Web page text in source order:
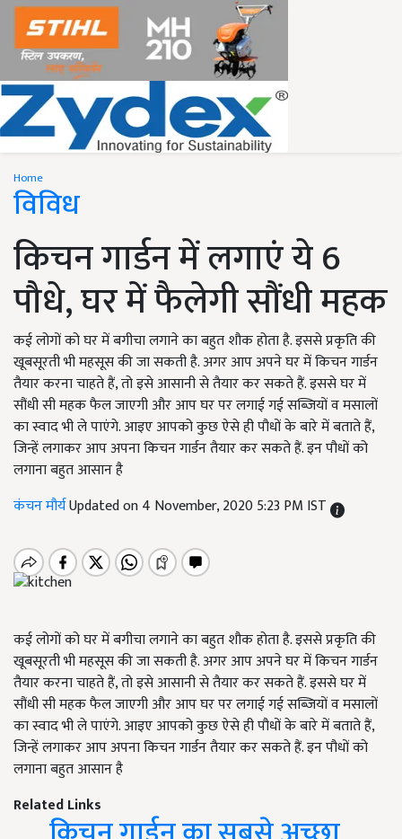
Home
विविध
किचन गार्डन में लगाएं ये 6
पौधे, घर में फैलेगी सौंधी महक
कई लोगों को घर में बगीचा लगाने का बहुत शौक होता है. इससे प्रकृति की
खूबसूरती भी महसूस की जा सकती है. अगर आप अपने घर में किचन गार्डन
तैयार करना चाहते हैं, तो इसे आसानी से तैयार कर सकते हैं. इससे घर में
सौंधी सी महक फैल जाएगी और आप घर पर लगाई गई सब्जियों व मसालों
का स्वाद भी ले पाएंगे. आइए आपको कुछ ऐसे ही पौधों के बारे में बताते हैं,
जिन्हें लगाकर आप अपना किचन गार्डन तैयार कर सकते हैं. इन पौधों को
लगाना बहुत आसान है
कंचन मौर्यUpdated on 4 November, 2020 5:23 PM IST
कई लोगों को घर में बगीचा लगाने का बहुत शौक होता है. इससे प्रकृति की
खूबसूरती भी महसूस की जा सकती है. अगर आप अपने घर में किचन गार्डन
तैयार करना चाहते हैं,तो इसे आसानी से तैयार कर सकते हैं. इससे घर में
सौंधी सी महक फैल जाएगी और आप घर पर लगाई गई सब्जियों व मसालों
का स्वाद भी ले पाएंगे. आइए आपको कुछ ऐसे ही पौधों के बारे में बताते हैं,
जिन्हें लगाकर आप अपना किचन गार्डन तैयार कर सकते हैं. इन पौधों को
लगाना बहुत आसान है
Related Links